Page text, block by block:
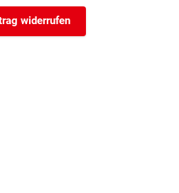
widerrufen